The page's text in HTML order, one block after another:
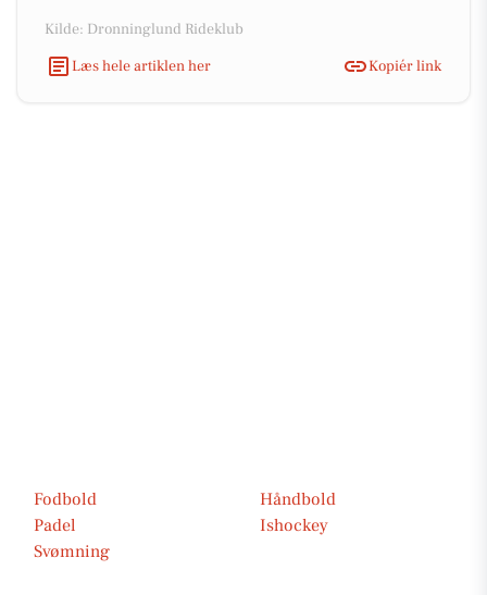
Kilde: Dronninglund Rideklub
Læs hele artiklen her
Kopiér link
Fodbold
Håndbold
Padel
Ishockey
Svømning